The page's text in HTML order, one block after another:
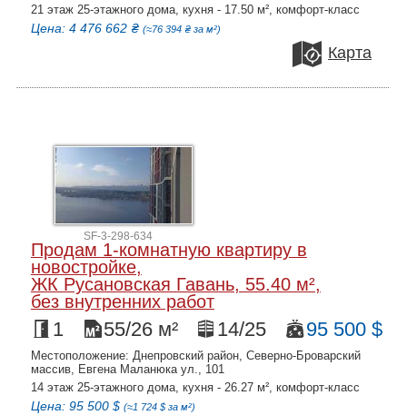
21 этаж 25-этажного дома, кухня - 17.50 м², комфорт-класс
Цена: 4 476 662 ₴ (≈76 394 ₴ за м²)
Карта
SF-3-298-634
Продам 1-комнатную квартиру в
новостройке,
ЖК Русановская Гавань, 55.40 м²,
без внутренних работ
1 55/26 м² 14/25 95 500 $
Местоположение: Днепровский район, Северно-Броварский
массив, Евгена Маланюка ул., 101
14 этаж 25-этажного дома, кухня - 26.27 м², комфорт-класс
Цена: 95 500 $ (≈1 724 $ за м²)